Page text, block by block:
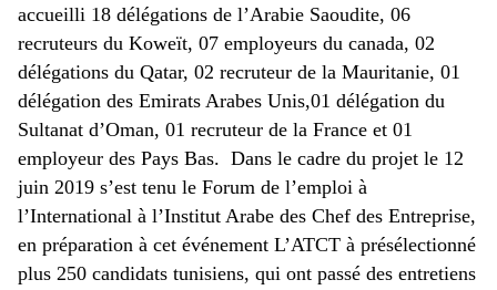
accueilli 18 délégations de l’Arabie Saoudite, 06
recruteurs du Koweït, 07 employeurs du canada, 02
délégations du Qatar, 02 recruteur de la Mauritanie, 01
délégation des Emirats Arabes Unis,01 délégation du
Sultanat d’Oman, 01 recruteur de la France et 01
employeur des Pays Bas. Dans le cadre du projet le 12
juin 2019 s’est tenu le Forum de l’emploi à
l’International à l’Institut Arabe des Chef des Entreprise,
en préparation à cet événement L’ATCT à présélectionné
plus 250 candidats tunisiens, qui ont passé des entretiens